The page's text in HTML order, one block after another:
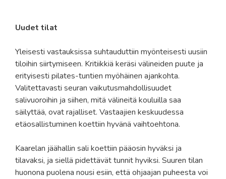
Uudet tilat
Yleisesti vastauksissa suhtauduttiin myönteisesti uusiin
tiloihin siirtymiseen. Kritiikkiä keräsi välineiden puute ja
erityisesti pilates-tuntien myöhäinen ajankohta.
Valitettavasti seuran vaikutusmahdollisuudet
salivuoroihin ja siihen, mitä välineitä kouluilla saa
säilyttää, ovat rajalliset. Vastaajien keskuudessa
etäosallistuminen koettiin hyvänä vaihtoehtona.
Kaarelan jäähallin sali koettiin pääosin hyväksi ja
tilavaksi, ja siellä pidettävät tunnit hyviksi. Suuren tilan
huonona puolena nousi esiin, että ohjaajan puheesta voi